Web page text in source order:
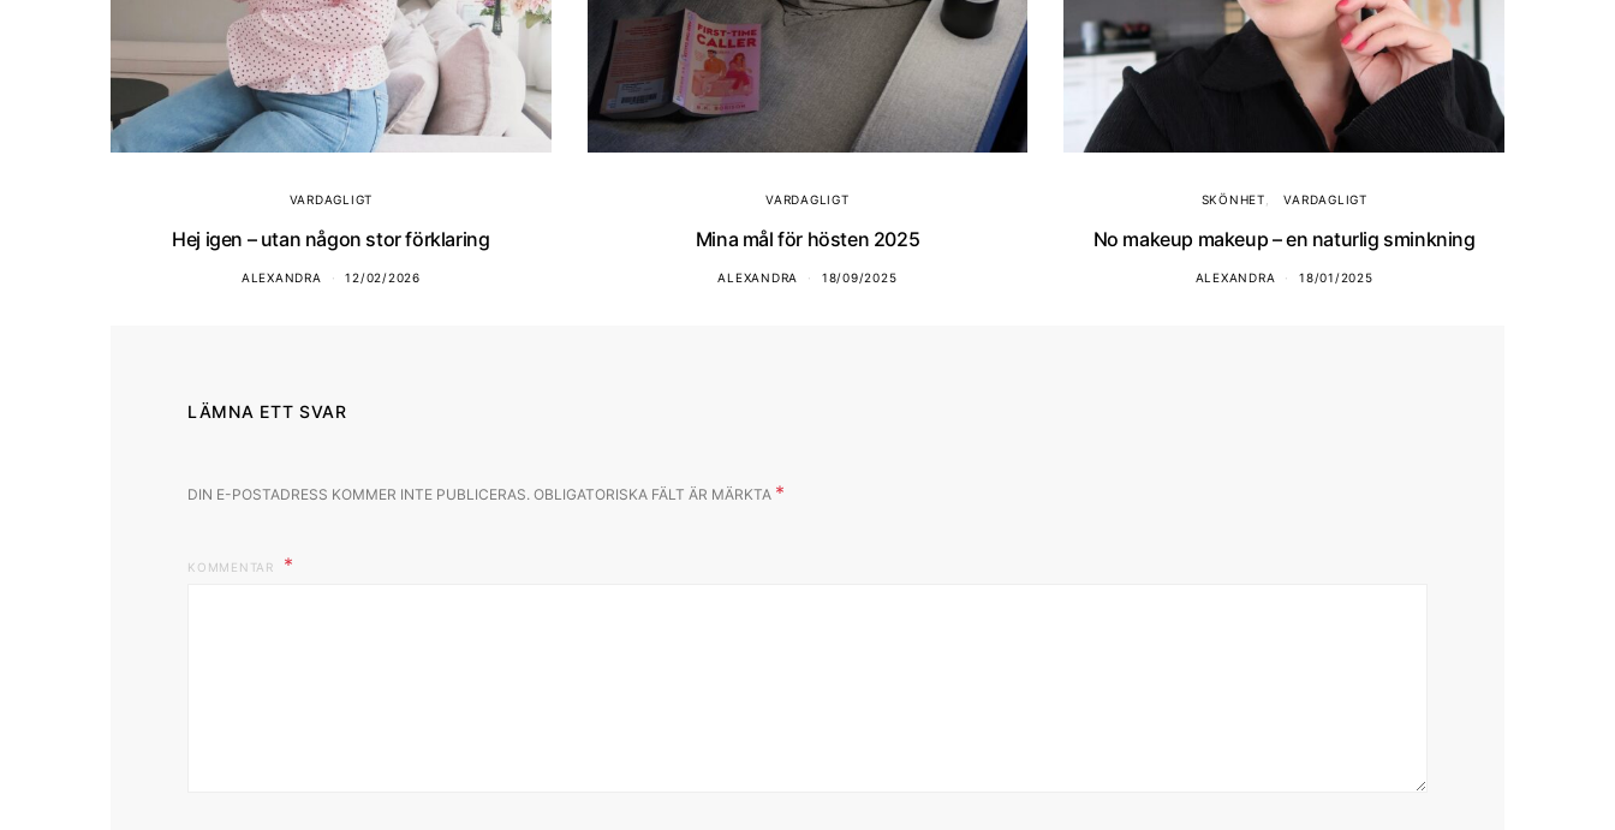
VARDAGLIGT
Hej igen – utan någon stor förklaring
ALEXANDRA 12/02/2026
VARDAGLIGT
Mina mål för hösten 2025
ALEXANDRA 18/09/2025
SKÖNHET VARDAGLIGT
No makeup makeup – en naturlig sminkning
ALEXANDRA 18/01/2025
LÄMNA ETT SVAR
DIN E-POSTADRESS KOMMER INTE PUBLICERAS. OBLIGATORISKA FÄLT ÄR MÄRKTA *
KOMMENTAR